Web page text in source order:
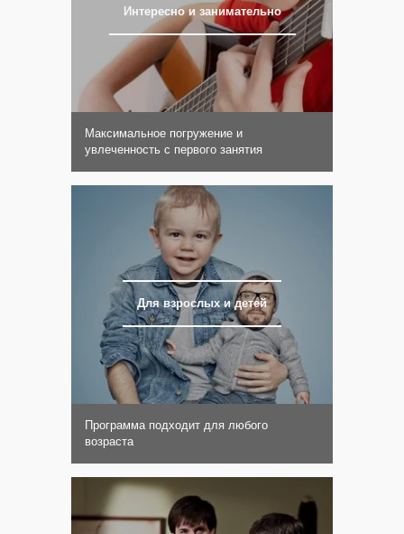
Интересно и занимательно
Максимальное погружение и
увлеченность с первого занятия
Для взрослых и детей
Программа подходит для любого
возраста